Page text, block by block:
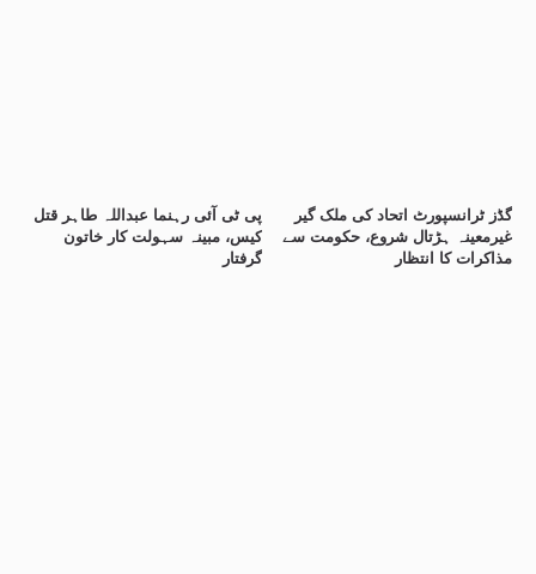
پی ٹی آئی رہنما عبداللہ طاہر قتل
کیس، مبینہ سہولت کار خاتون
گرفتار
گڈز ٹرانسپورٹ اتحاد کی ملک گیر
غیرمعینہ ہڑتال شروع، حکومت سے
مذاکرات کا انتظار